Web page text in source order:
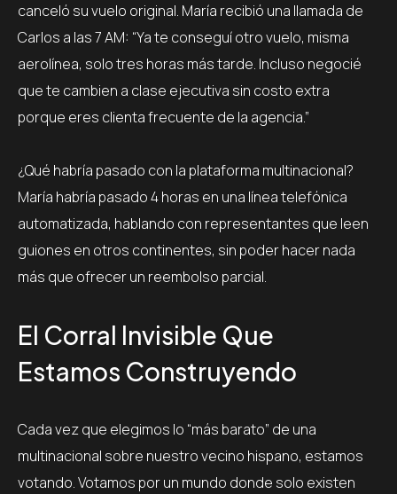
canceló su vuelo original. María recibió una llamada de
Carlos a las 7 AM: “Ya te conseguí otro vuelo, misma
aerolínea, solo tres horas más tarde. Incluso negocié
que te cambien a clase ejecutiva sin costo extra
porque eres clienta frecuente de la agencia.”
¿Qué habría pasado con la plataforma multinacional?
María habría pasado 4 horas en una línea telefónica
automatizada, hablando con representantes que leen
guiones en otros continentes, sin poder hacer nada
más que ofrecer un reembolso parcial.
El Corral Invisible Que
Estamos Construyendo
Cada vez que elegimos lo “más barato” de una
multinacional sobre nuestro vecino hispano, estamos
votando. Votamos por un mundo donde solo existen